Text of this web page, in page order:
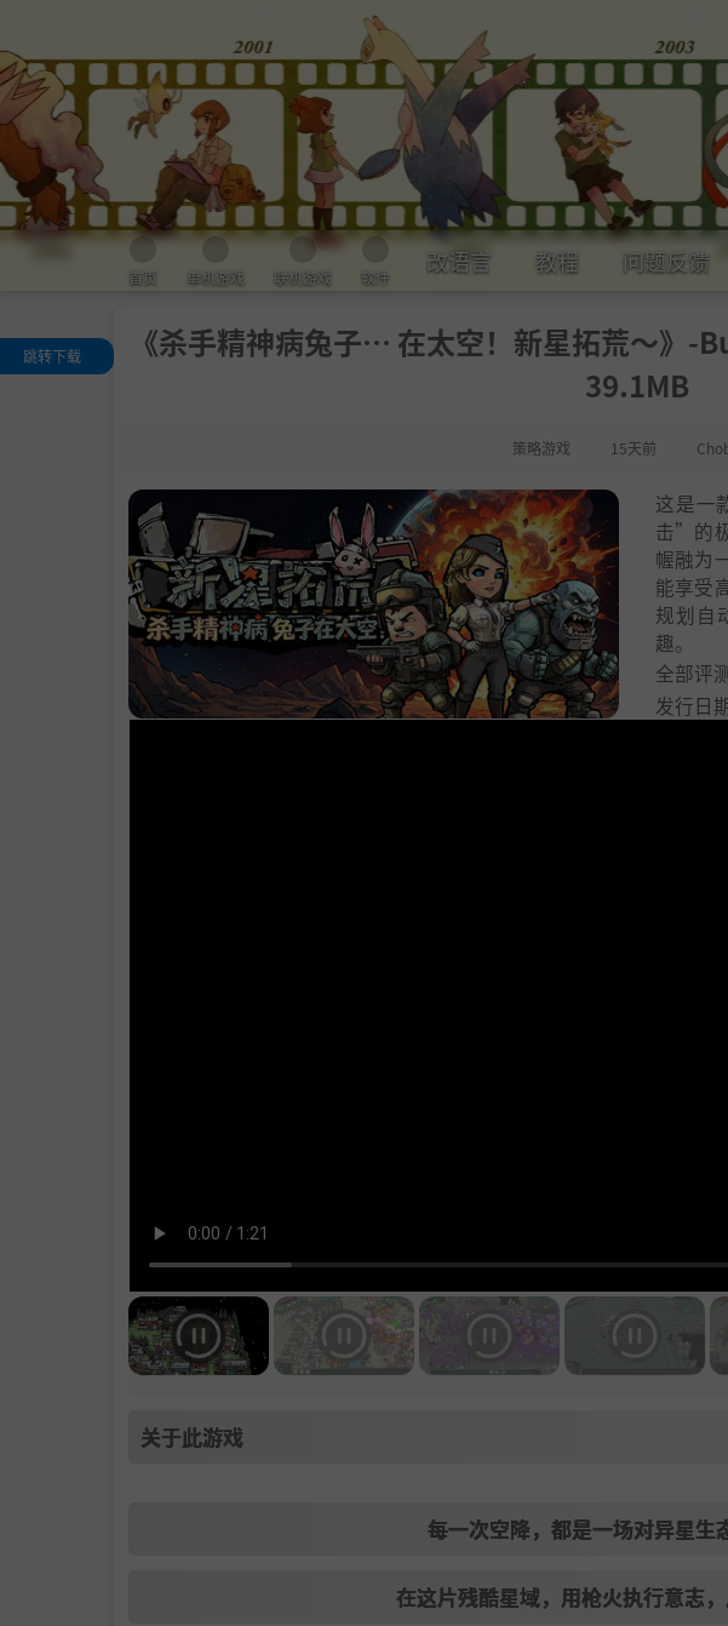
首页 单机游戏 联机游戏 软件
改语言 教程 问题反馈
《杀手精神病兔子… 在太空！新星拓荒～》-
39.1MB
策略游戏 15天前
跳转下载
这是一
击”的
幄融为
能享受
规划自
趣。
全部评
发行日
关于此游戏
每一次空降，都是一场对异星生
在这片残酷星域，用枪火执行意志，